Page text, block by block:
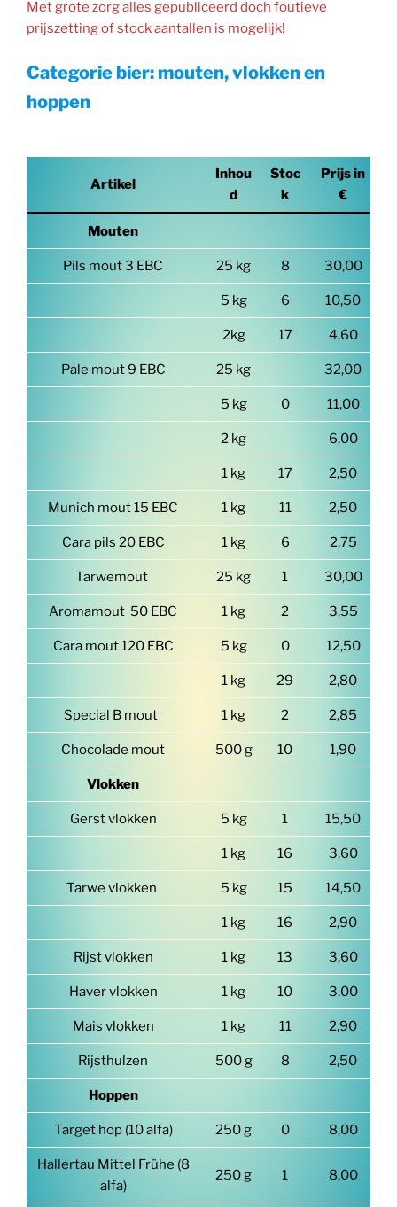
Met grote zorg alles gepubliceerd doch foutieve
prijszetting of stock aantallen is mogelijk!
Categorie bier: mouten, vlokken en
hoppen
Artikel
Inhou
d
Stoc
k
Prijs in
€
Mouten
Pils mout 3 EBC 25 kg 8 30,00
5 kg 6 10,50
2kg 17 4,60
Pale mout 9 EBC 25 kg 32,00
5 kg 0 11,00
2 kg 6,00
1 kg 17 2,50
Munich mout 15 EBC 1 kg 11 2,50
Cara pils 20 EBC 1 kg 6 2,75
Tarwemout 25 kg 1 30,00
Aromamout 50 EBC 1 kg 2 3,55
Cara mout 120 EBC 5 kg 0 12,50
1 kg 29 2,80
Special B mout 1 kg 2 2,85
Chocolade mout 500 g 10 1,90
Vlokken
Gerst vlokken 5 kg 1 15,50
1 kg 16 3,60
Tarwe vlokken 5 kg 15 14,50
1 kg 16 2,90
Rijst vlokken 1 kg 13 3,60
Haver vlokken 1 kg 10 3,00
Mais vlokken 1 kg 11 2,90
Rijsthulzen 500 g 8 2,50
Hoppen
Target hop (10 alfa) 250 g 0 8,00
Hallertau Mittel Frühe (8
alfa)
250 g 1 8,00